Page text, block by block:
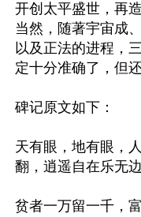
开创太平盛世，再
当然，随著宇宙成
以及正法的进程，
定十分准确了，但
碑记原文如下：
天有眼，地有眼，
翻，逍遥自在乐无边
贫者一万留一千，